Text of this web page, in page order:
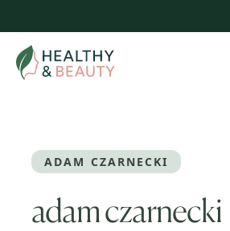
treści
ADAM CZARNECKI
adam czarnecki